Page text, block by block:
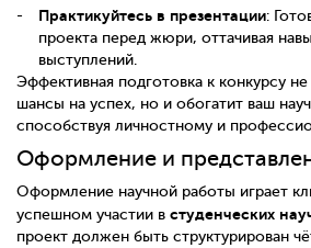
Практикуйтесь в презентации:
проекта перед жюри, оттачивая
выступлений.
Эффективная подготовка к конкурсу
шансы на успех, но и обогатит ваш
способствуя личностному и
Оформление и
Оформление научной работы играет
успешном участии в студенческих
проект должен быть структурирован